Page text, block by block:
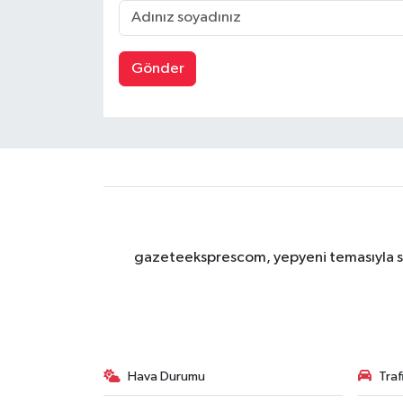
Gönder
gazeteeksprescom, yepyeni temasıyla
Hava Durumu